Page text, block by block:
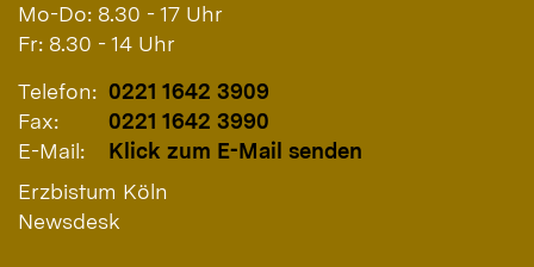
Mo-Do: 8.30 - 17 Uhr
Fr: 8.30 - 14 Uhr
Telefon: 0221 1642 3909
Fax:
0221 1642 3990
E-Mail:
Klick zum E-Mail senden
Erzbistum Köln
Newsdesk